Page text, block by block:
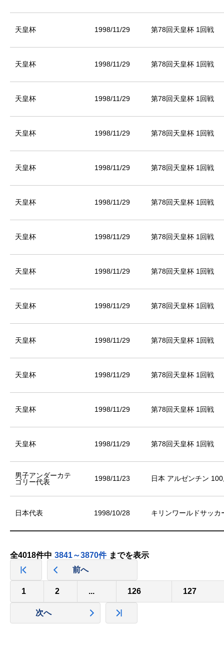
天皇杯 1998/11/29 第78回天皇杯 1回戦
天皇杯 1998/11/29 第78回天皇杯 1回戦
天皇杯 1998/11/29 第78回天皇杯 1回戦
天皇杯 1998/11/29 第78回天皇杯 1回戦
天皇杯 1998/11/29 第78回天皇杯 1回戦
天皇杯 1998/11/29 第78回天皇杯 1回戦
天皇杯 1998/11/29 第78回天皇杯 1回戦
天皇杯 1998/11/29 第78回天皇杯 1回戦
天皇杯 1998/11/29 第78回天皇杯 1回戦
天皇杯 1998/11/29 第78回天皇杯 1回戦
天皇杯 1998/11/29 第78回天皇杯 1回戦
天皇杯 1998/11/29 第78回天皇杯 1回戦
天皇杯 1998/11/29 第78回天皇杯 1回戦
男子アンダーカテ
ゴリー代表
1998/11/23 日本 アルゼンチン
日本代表 1998/10/28 キリンワールドサッカ
全4018件中 3841～3870件 までを表示
前へ
1 2 ... 126 127
次へ